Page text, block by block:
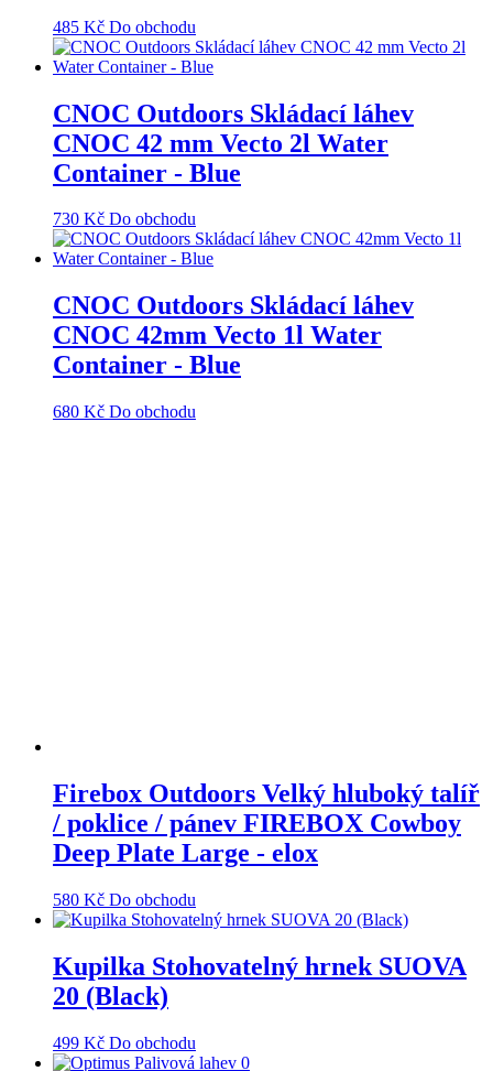
485 Kč Do obchodu
CNOC Outdoors Skládací láhev
CNOC 42 mm Vecto 2l Water
Container - Blue
730 Kč Do obchodu
CNOC Outdoors Skládací láhev
CNOC 42mm Vecto 1l Water
Container - Blue
680 Kč Do obchodu
Firebox Outdoors Velký hluboký talíř
/ poklice / pánev FIREBOX Cowboy
Deep Plate Large - elox
580 Kč Do obchodu
Kupilka Stohovatelný hrnek SUOVA
20 (Black)
499 Kč Do obchodu